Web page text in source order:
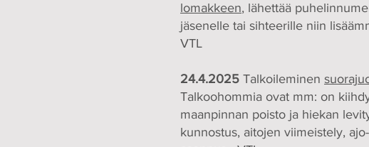
lomakkeen, lähettää
jäsenelle tai sihteerille niin
VTL
24.4.2025 Talkoileminen
Talkoohommia ovat mm: on
maanpinnan poisto ja hiekan
kunnostus, aitojen viimeistely,